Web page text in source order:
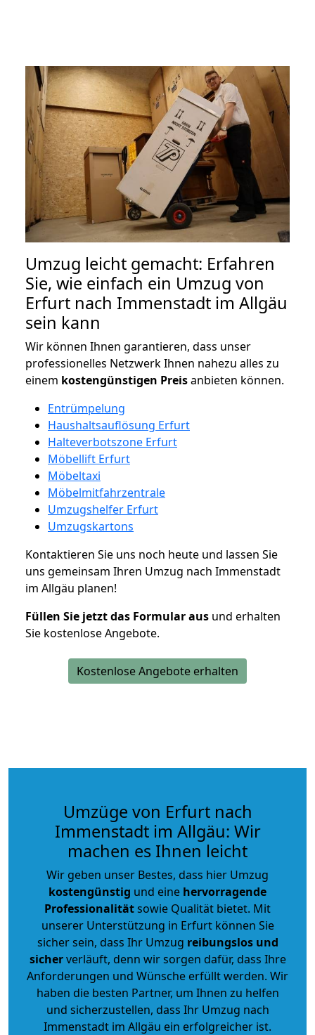
Umzug leicht gemacht: Erfahren
Sie, wie einfach ein Umzug von
Erfurt nach Immenstadt im Allgäu
sein kann
Wir können Ihnen garantieren, dass unser
professionelles Netzwerk Ihnen nahezu alles zu
einem kostengünstigen Preisanbieten können.
Entrümpelung
Haushaltsauflösung Erfurt
Halteverbotszone Erfurt
Möbellift Erfurt
Möbeltaxi
Möbelmitfahrzentrale
Umzugshelfer Erfurt
Umzugskartons
Kontaktieren Sie uns noch heute und lassen Sie
uns gemeinsam Ihren Umzug nach Immenstadt
im Allgäu planen!
Füllen Sie jetzt das Formular aus und erhalten
Sie kostenlose Angebote.
Kostenlose Angebote erhalten
Umzüge von Erfurt nach
Immenstadt im Allgäu: Wir
machen es Ihnen leicht
Wir geben unser Bestes, dass hier Umzug
kostengünstig und eine hervorragende
Professionalitätsowie Qualität bietet. Mit
unserer Unterstützung in Erfurt können Sie
sicher sein, dass Ihr Umzug reibungslos und
sicherverläuft, denn wir sorgen dafür, dass Ihre
Anforderungen und Wünsche erfüllt werden. Wir
haben die besten Partner, um Ihnen zu helfen
und sicherzustellen, dass Ihr Umzug nach
Immenstadt im Allgäu ein erfolgreicher ist.